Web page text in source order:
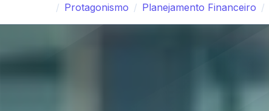
Protagonismo
Planejamento Financeiro